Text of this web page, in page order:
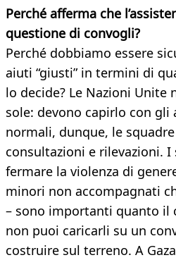
Perché afferma che
questione di convogli?
Perché dobbiamo essere
aiuti “giusti” in termini di
lo decide? Le Nazioni Unite
sole: devono capirlo con
normali, dunque, le
consultazioni e rilevazioni. I
fermare la violenza di
minori non accompagnati
– sono importanti quanto il
non puoi caricarli su un
costruire sul terreno. A